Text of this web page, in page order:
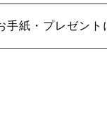
手紙・プレゼント